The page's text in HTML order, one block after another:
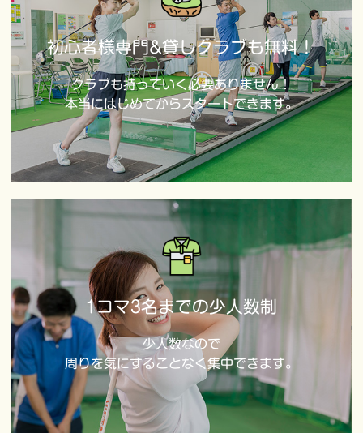
初心者様専門&貸しクラブも無料！
クラブも持っていく必要ありません！
本当にはじめてからスタートできます。
1コマ3名までの少人数制
少人数なので
周りを気にすることなく集中できます。